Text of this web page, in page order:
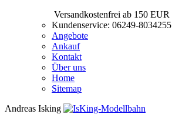
Versandkostenfrei ab 150 EUR
Kundenservice: 06249-8034255
Angebote
Ankauf
Kontakt
Über uns
Home
Sitemap
Andreas Isking